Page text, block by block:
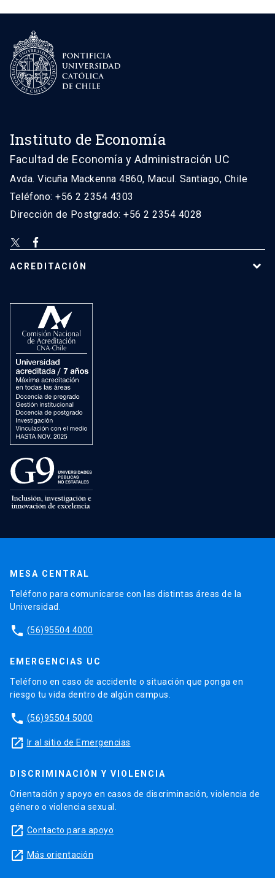
Instituto de Economía
Facultad de Economía y Administración UC
Avda. Vicuña Mackenna 4860, Macul. Santiago, Chile
Teléfono: +56 2 2354 4303
Dirección de Postgrado: +56 2 2354 4028
ACREDITACIÓN
MESA CENTRAL
Teléfono para comunicarse con las distintas áreas de la
Universidad.
phone (56)95504 4000
EMERGENCIAS UC
Teléfono en caso de accidente o situación que ponga en
riesgo tu vida dentro de algún campus.
phone (56)95504 5000
launch Ir al sitio de Emergencias
DISCRIMINACIÓN Y VIOLENCIA
Orientación y apoyo en casos de discriminación, violencia de
género o violencia sexual.
launch Contacto para apoyo
launch Más orientación